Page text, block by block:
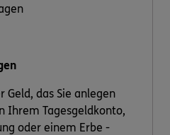
Geld, das Sie anlegen
Ihrem Tagesgeldkonto,
oder einem Erbe -